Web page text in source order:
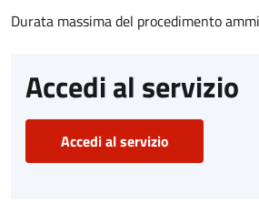
Durata massima del procedimento
Accedi al servizio
Accedi al servizio